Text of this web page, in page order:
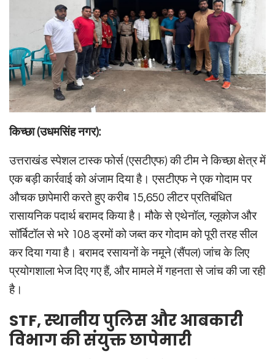
किच्छा (उधमसिंह नगर):
उत्तराखंड स्पेशल टास्क फोर्स (एसटीएफ) की टीम ने किच्छा क्षेत्र में
एक बड़ी कार्रवाई को अंजाम दिया है। एसटीएफ ने एक गोदाम पर
औचक छापेमारी करते हुए करीब 15,650 लीटर प्रतिबंधित
रासायनिक पदार्थ बरामद किया है। मौके से एथेनॉल, ग्लूकोज और
सॉर्बिटॉल से भरे 108 ड्रमों को जब्त कर गोदाम को पूरी तरह सील
कर दिया गया है। बरामद रसायनों के नमूने (सैंपल) जांच के लिए
प्रयोगशाला भेज दिए गए हैं, और मामले में गहनता से जांच की जा रही
है।
STF, स्थानीय पुलिस और आबकारी
विभाग की संयुक्त छापेमारी